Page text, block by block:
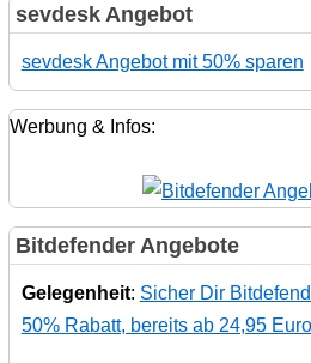
sevdesk Angebot
sevdesk Angebot mit 50% sparen
Werbung & Infos:
Bitdefender Angebote
Gelegenheit: Sicher Dir
50% Rabatt, bereits ab 24,95 Euro